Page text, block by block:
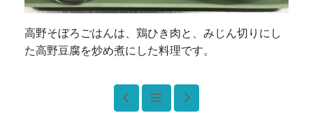
高野そぼろごはんは、鶏ひき肉と、みじん切りにし
た高野豆腐を炒め煮にした料理です。